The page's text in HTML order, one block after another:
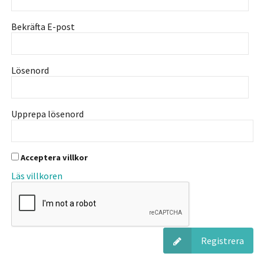
Bekräfta E-post
Lösenord
Upprepa lösenord
Acceptera villkor
Läs villkoren
Registrera